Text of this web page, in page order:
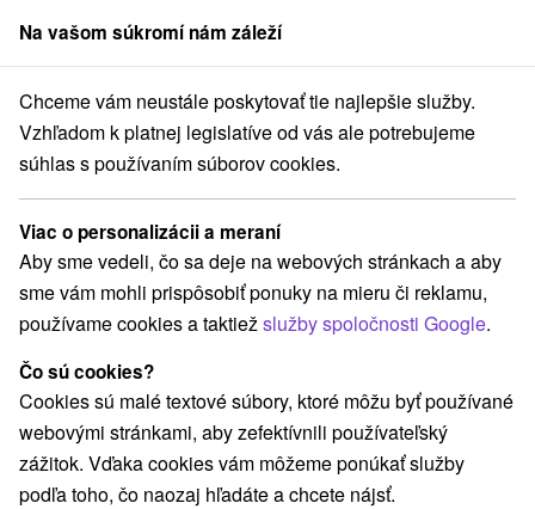
člen skupinySorger
Múzeá a galérie Západné Slovensko Bratislavský kraj
Múzeá a galérie v Bratislavskom
kraji
Kategórie
Všetky kategórie
Plte, rafting, splavy(2)
Hrady, zámky, zrúcaniny
Vyhliadkové lety a plavby(1) Šport(4)
Jazda na koni(3) Skanzeny(1) Divadlá(7)
Kaštiele(5) Sakrálne miesta(7)
Vyhliadkové veže a chodníky(11)
Na vašom súkromí nám záleží
Chceme vám neustále poskytovať tie najlepšie služby.
Vzhľadom k platnej legislatíve od vás ale potrebujeme
súhlas s používaním súborov cookies.
Viac o personalizácii a meraní
Aby sme vedeli, čo sa deje na webových stránkach a aby
sme vám mohli prispôsobiť ponuky na mieru či reklamu,
používame cookies a taktiežslužby spoločnosti Google.
Čo sú cookies?
Cookies sú malé textové súbory, ktoré môžu byť používané
webovými stránkami, aby zefektívnili používateľský
zážitok. Vďaka cookies vám môžeme ponúkať služby
podľa toho, čo naozaj hľadáte a chcete nájsť.